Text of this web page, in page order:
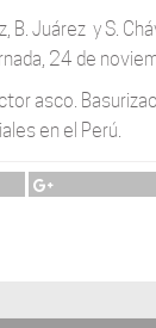
B. Juárez y S.
24 de
asco.
en el Perú.